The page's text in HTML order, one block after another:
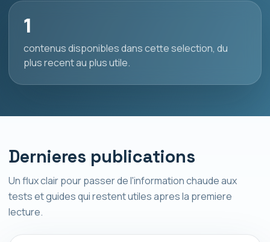
1
contenus disponibles dans cette selection, du
plus recent au plus utile.
Dernieres publications
Un flux clair pour passer de l'information chaude aux
tests et guides qui restent utiles apres la premiere
lecture.